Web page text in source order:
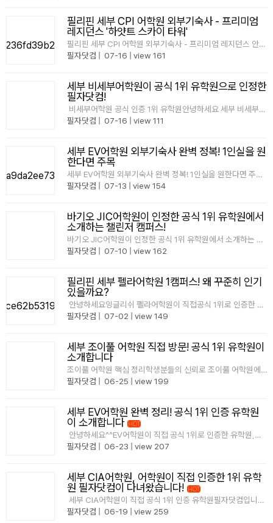
필리핀 세부 CPI 어학원 외부기숙사 - 프리미엄
레지던스 '하얏트 스카이 타워'
필리핀 세부 CPI 어학원 외 부기숙사 - 프리미엄 레지던스 안녕
하세요!필리핀 어학연수 전문 필자닷컴 매니저,CHERRY입니
다~​세부 CPI 어학원 이번에 드디어 CPI 최초로 외부기숙사가
필자닷컴 07-16 view 161
세부 비세부어학원이 공식 1위 유학원으로 인정한
필자닷컴!
비세부어학원 공식 인증 1위 유학원안녕하세요 세부 비세부어
학원에서직접 공식 1위로 인증한 필리핀 1등 유학원 필자닷컴
입니다. '왜 공식 인증 유학원이 중요할까요?'​필리핀 어학연
필자닷컴 07-16 view 111
세부 EV어학원 외부기숙사 완벽 정복! 1인실을 원
한다면 주목
세부 EV어학원 외부기숙사 완벽 정복! 1인실을 원한다면 주목
안녕하세요~필리핀 유학 1위 필자닷컴입니다 세부 EV 어학원
은 하루 10시간 스파르타 수업, 쾌적한 시설까지 갖춘 세부에
필자닷컴 07-13 view 154
바기오 JIC어학원이 인정한 공식 1위 유학원에서
소개하는 챌린저 캠퍼스!
바기오 JIC어학원이 인정한 공식 1위 유학원에서 소개하는 챌
린저 캠퍼스!JIC어학원 챌린저 캠퍼스에서공식 1위 유학원으
로 인정한필리핀 전문 유학원, 필자닷컴입니다.누구나 1위라고
필자닷컴 07-10 view 162
필리핀 세부 펠라어학원 1캠퍼스! 왜 꾸준히 인기
있을까요?
안녕하세요잉글리쉬 펠라어학원이 직접공식 1위로 인증한 유
학원,필자닷컴입니다:)필자닷컴은 2025년잉글리쉬 펠라 등
록생 1위를 기록하며, 어학원으로부터 공식 인증을 받았습니
필자닷컴 07-02 view 149
세부 조이풀 어학원 직접 방문! 공식 1위 유학원이
소개합니다
조이풀 어학원 핵심 정리학생분들의 신뢰로 조이풀 어학원에
서 직접 공식으로 인증한 1위 유학원, 필자닷컴입니다1등 유학
원 상장학생분들의 꾸준한 선택과 신뢰를 바탕으로,필자닷컴
필자닷컴 06-25 view 199
세부 EV어학원 완벽 정리! 공식 1위 인증 유학원
이 소개합니다 HOT
안녕하세요^^EV어학원이 직접 공식 1위로 인증한 유학원,필
자닷컴입니다 많은 곳에서 1위라는 표현을 사용하지만진짜 의
미 있는 1위는어학원이 직접 인정한 결과라고 생각합니다​수많
필자닷컴 06-23 view 207
세부 CIA어학원, 어학원이 직접 인증한 1위 유학
원 필자닷컴이 다녀왔습니다! HOT
세부 CIA어학원이 직접 공식 1위 인증 유학원필자닷컴입니다
^^"1위"는 스스로 정하는 게 아닙니다진짜 1위는 어학원이 직
접 확인한데이터로 증명됩니다! CIA 어학원 학생 가장 많이 보
필자닷컴 06-19 view 259